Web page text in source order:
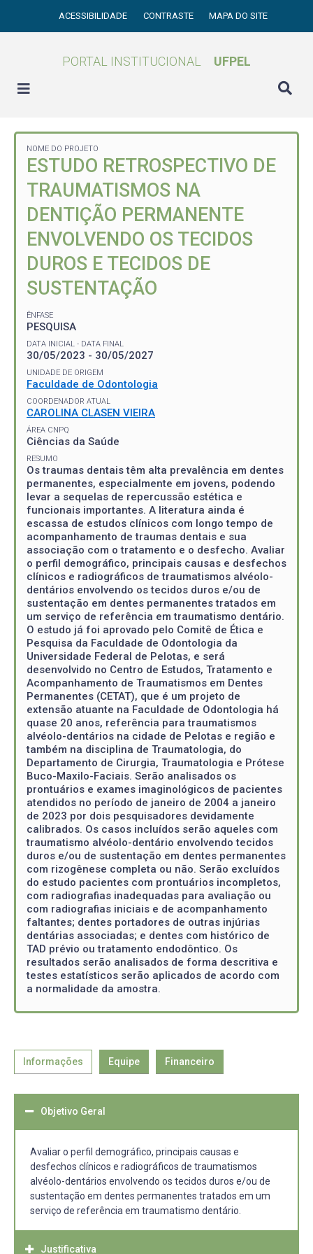
ACESSIBILIDADE CONTRASTE MAPA DO SITE
PORTAL INSTITUCIONAL UFPEL
NOME DO PROJETO
ESTUDO RETROSPECTIVO DE
TRAUMATISMOS NA
DENTIÇÃO PERMANENTE
ENVOLVENDO OS TECIDOS
DUROS E TECIDOS DE
SUSTENTAÇÃO
ÊNFASE
PESQUISA
DATA INICIAL - DATA FINAL
30/05/2023 - 30/05/2027
UNIDADE DE ORIGEM
Faculdade de Odontologia
COORDENADOR ATUAL
CAROLINA CLASEN VIEIRA
ÁREA CNPQ
Ciências da Saúde
RESUMO
Os traumas dentais têm alta prevalência em dentes
permanentes, especialmente em jovens, podendo
levar a sequelas de repercussão estética e
funcionais importantes. A literatura ainda é
escassa de estudos clínicos com longo tempo de
acompanhamento de traumas dentais e sua
associação com o tratamento e o desfecho. Avaliar
o perfil demográfico, principais causas e desfechos
clínicos e radiográficos de traumatismos alvéolo-
dentários envolvendo os tecidos duros e/ou de
sustentação em dentes permanentes tratados em
um serviço de referência em traumatismo dentário.
O estudo já foi aprovado pelo Comitê de Ética e
Pesquisa da Faculdade de Odontologia da
Universidade Federal de Pelotas, e será
desenvolvido no Centro de Estudos, Tratamento e
Acompanhamento de Traumatismos em Dentes
Permanentes (CETAT), que é um projeto de
extensão atuante na Faculdade de Odontologia há
quase 20 anos, referência para traumatismos
alvéolo-dentários na cidade de Pelotas e região e
também na disciplina de Traumatologia, do
Departamento de Cirurgia, Traumatologia e Prótese
Buco-Maxilo-Faciais. Serão analisados os
prontuários e exames imaginológicos de pacientes
atendidos no período de janeiro de 2004 a janeiro
de 2023 por dois pesquisadores devidamente
calibrados. Os casos incluídos serão aqueles com
traumatismo alvéolo-dentário envolvendo tecidos
duros e/ou de sustentação em dentes permanentes
com rizogênese completa ou não. Serão excluídos
do estudo pacientes com prontuários incompletos,
com radiografias inadequadas para avaliação ou
com radiografias iniciais e de acompanhamento
faltantes; dentes portadores de outras injúrias
dentárias associadas; e dentes com histórico de
TAD prévio ou tratamento endodôntico. Os
resultados serão analisados de forma descritiva e
testes estatísticos serão aplicados de acordo com
a normalidade da amostra.
Informações Equipe Financeiro
Objetivo Geral
Avaliar o perfil demográfico, principais causas e
desfechos clínicos e radiográficos de traumatismos
alvéolo-dentários envolvendo os tecidos duros e/ou de
sustentação em dentes permanentes tratados em um
serviço de referência em traumatismo dentário.
Justificativa